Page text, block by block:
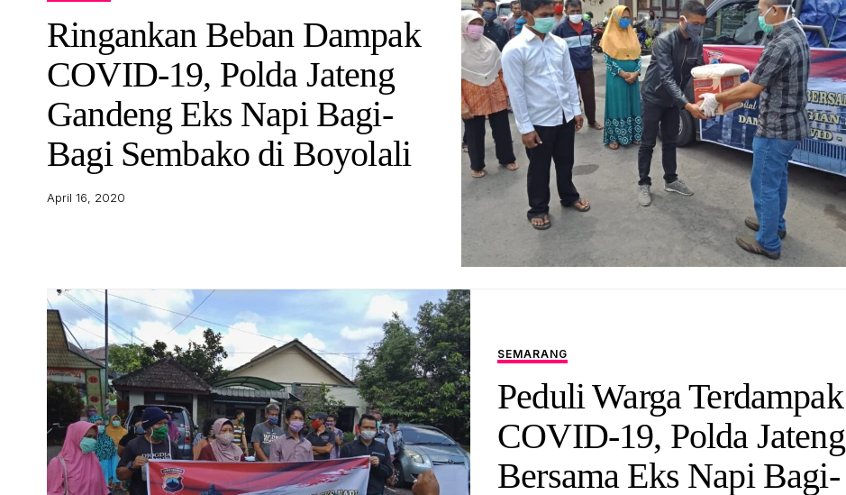
Ringankan Beban Dampak
COVID-19, Polda Jateng
Gandeng Eks Napi Bagi-
Bagi Sembako di Boyolali
April 16, 2020
SEMARANG
Peduli Warga Terdampak
COVID-19, Polda Jateng
Bersama Eks Napi Bagi-